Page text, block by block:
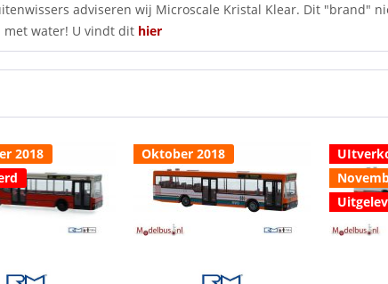
adviseren wij Microscale Kristal Klear. Dit "brand"
water! U vindt dit hier
2018
Oktober 2018